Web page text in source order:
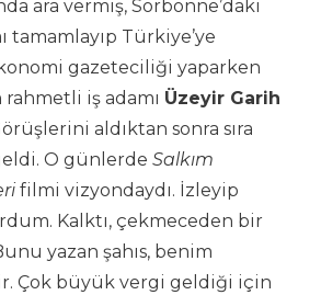
ara vermiş, Sorbonne’daki
tamamlayıp Türkiye’ye
gazeteciliği yaparken
iş adamı Üzeyir Garih
aldıktan sonra sıra
O günlerde Salkım
filmi vizyondaydı. İzleyip
Kalktı, çekmeceden bir
yazan şahıs, benim
Çok büyük vergi geldiği için